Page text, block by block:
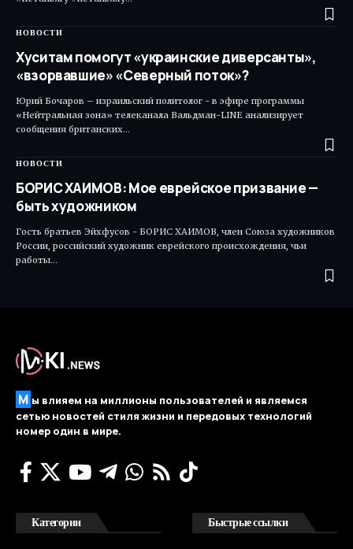
НОВОСТИ
Хуситам помогут «украинские диверсанты»,
«взорвавшие» «Северный поток»?
Юрий Бочаров – израильский политолог - в эфире программы
«Нейтральная зона» телеканала Вальдман-LINE анализирует
сообщения британских…
НОВОСТИ
БОРИС ХАИМОВ: Мое еврейское призвание —
быть художником
Гость братьев Эйхфусов - БОРИС ХАИМОВ, член Союза художников
России, российский художник еврейского происхождения, чьи
работы…
М ы влияем на миллионы пользователей и являемся
сетью новостей стиля жизни и передовых технологий
номер один в мире.
Категории Быстрые ссылки